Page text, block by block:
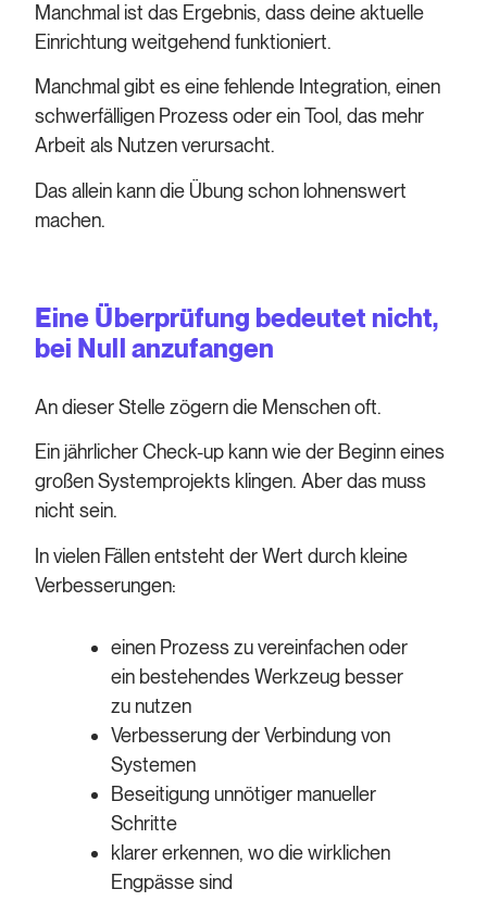
Manchmal ist das Ergebnis, dass deine aktuelle
Einrichtung weitgehend funktioniert.
Manchmal gibt es eine fehlende Integration, einen
schwerfälligen Prozess oder ein Tool, das mehr
Arbeit als Nutzen verursacht.
Das allein kann die Übung schon lohnenswert
machen.
Eine Überprüfung bedeutet nicht,
bei Null anzufangen
An dieser Stelle zögern die Menschen oft.
Ein jährlicher Check-up kann wie der Beginn eines
großen Systemprojekts klingen. Aber das muss
nicht sein.
In vielen Fällen entsteht der Wert durch kleine
Verbesserungen:
einen Prozess zu vereinfachen oder
ein bestehendes Werkzeug besser
zu nutzen
Verbesserung der Verbindung von
Systemen
Beseitigung unnötiger manueller
Schritte
klarer erkennen, wo die wirklichen
Engpässe sind